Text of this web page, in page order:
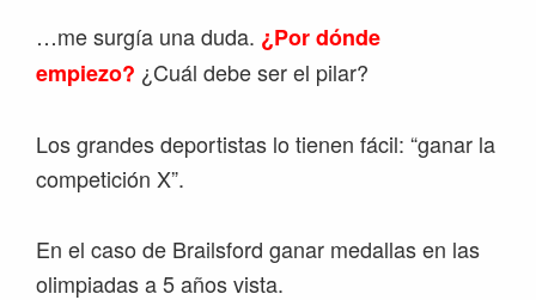
…me surgía una duda. ¿Por dónde
empiezo? ¿Cuál debe ser el pilar?
Los grandes deportistas lo tienen fácil: “ganar la
competición X”.
En el caso de Brailsford ganar medallas en las
olimpiadas a 5 años vista.